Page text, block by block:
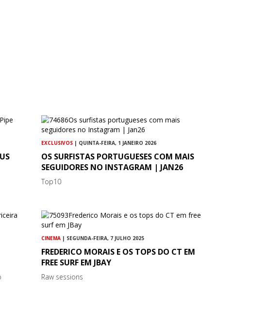
EXCLUSIVOS | QUINTA-FEIRA, 1 JANEIRO 2026
OS SURFISTAS PORTUGUESES COM MAIS
SEGUIDORES NO INSTAGRAM | JAN26
Top10
CINEMA | SEGUNDA-FEIRA, 7 JULHO 2025
FREDERICO MORAIS E OS TOPS DO CT EM
FREE SURF EM JBAY
Raw sessions